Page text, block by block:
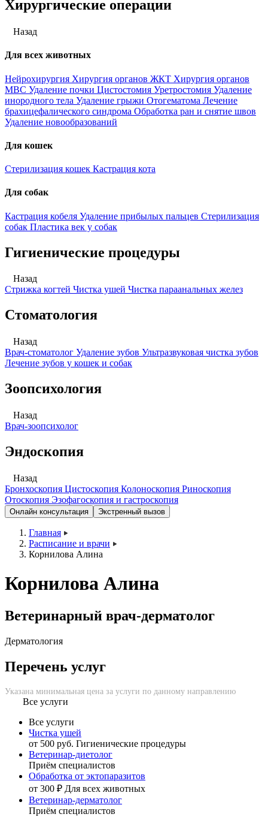
Хирургические операции
Назад
Для всех животных
Нейрохирургия Хирургия органов ЖКТ Хирургия органов
МВС Удаление почки Цистостомия Уретростомия Удаление
инородного тела Удаление грыжи Отогематома Лечение
брахицефалического синдрома Обработка ран и снятие швов
Удаление новообразований
Для кошек
Стерилизация кошек Кастрация кота
Для собак
Кастрация кобеля Удаление прибылых пальцев Стерилизация
собак Пластика век у собак
Гигиенические процедуры
Назад
Стрижка когтей Чистка ушей Чистка параанальных желез
Стоматология
Назад
Врач-стоматолог Удаление зубов Ультразвуковая чистка зубов
Лечение зубов у кошек и собак
Зоопсихология
Назад
Врач-зоопсихолог
Эндоскопия
Назад
Бронхоскопия Цистоскопия Колоноскопия Риноскопия
Отоскопия Эзофагоскопия и гастроскопия
Онлайн консультация Экстренный вызов
Главная
Расписание и врачи
Корнилова Алина
Корнилова Алина
Ветеринарный врач-дерматолог
Дерматология
Перечень услуг
Указана минимальная цена за услуги по данному направлению
Все услуги
Все услуги
Чистка ушей
от 500 руб. Гигиенические процедуры
Ветеринар-диетолог
Приём специалистов
Обработка от эктопаразитов
от 300 ₽ Для всех животных
Ветеринар-дерматолог
Приём специалистов